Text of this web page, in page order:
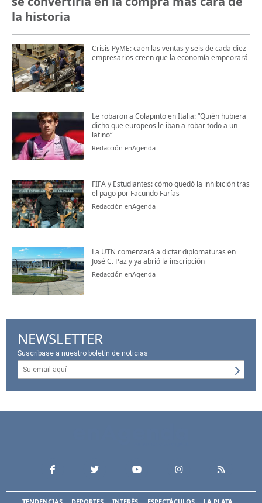
la historia
Crisis PyME: caen las ventas y seis de cada diez
empresarios creen que la economía empeorará
Le robaron a Colapinto en Italia: “Quién hubiera
dicho que europeos le iban a robar todo a un
latino“
Redacción enAgenda
FIFA y Estudiantes: cómo quedó la inhibición tras
el pago por Facundo Farías
Redacción enAgenda
La UTN comenzará a dictar diplomaturas en
José C. Paz y ya abrió la inscripción
Redacción enAgenda
NEWSLETTER
Suscríbase a nuestro boletín de noticias